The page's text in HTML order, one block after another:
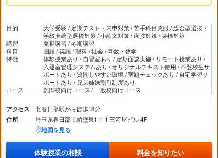
目的
大学受験 / 定期テスト・内申対策 / 苦手科目克服 / 総合型選抜・
学校推薦型選抜対策 / 小論文対策 / 面接対策 / 英検対策
講習
夏期講習 / 冬期講習
科目
国語 / 英語 / 理科 / 社会 / 算数・数学
特徴
体験授業あり / 自習室あり / 定期面談実施 / リモート授業あり /
入退室管理システムあり / オリジナルテキスト使用 / 不登校生サ
ポートあり / 質問しやすい環境 / 宿題チェックあり / 自宅学習サ
ポートあり / 兄弟姉妹割引制度あり
コース
難関校向けコース / 一般校向けコース
アクセス 北春日部駅から徒歩18分
住所 埼玉県春日部市粕壁東1-1-1 三河屋ビル 4F
地図を見る
体験授業の相談 料金を知りたい